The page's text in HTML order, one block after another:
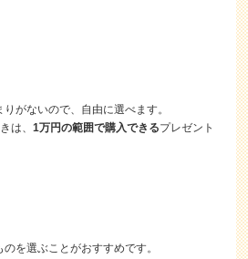
がないので、自由に選べます。
は、1万円の範囲で購入できるプレゼント
を選ぶことがおすすめです。